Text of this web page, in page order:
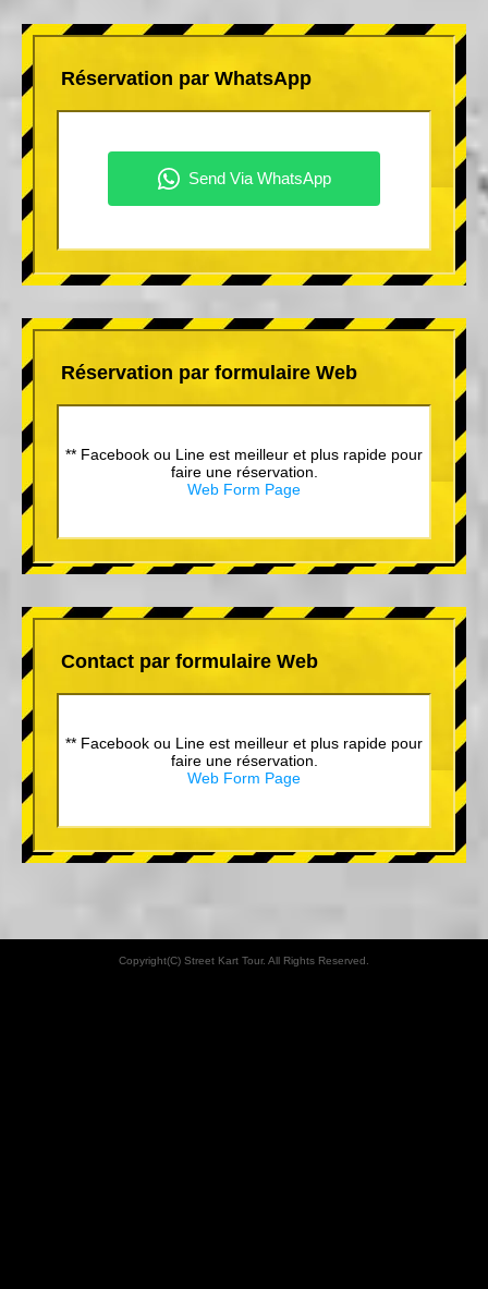
Réservation par WhatsApp
Réservation par formulaire Web
** Facebook ou Line est meilleur et plus rapide pour
faire une réservation.
Web Form Page
Contact par formulaire Web
** Facebook ou Line est meilleur et plus rapide pour
faire une réservation.
Web Form Page
Copyright(C) Street Kart Tour. All Rights Reserved.